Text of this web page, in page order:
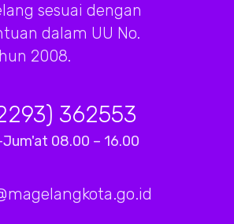
sesuai dengan
dalam UU No.
2008.
362553
08.00 – 16.00